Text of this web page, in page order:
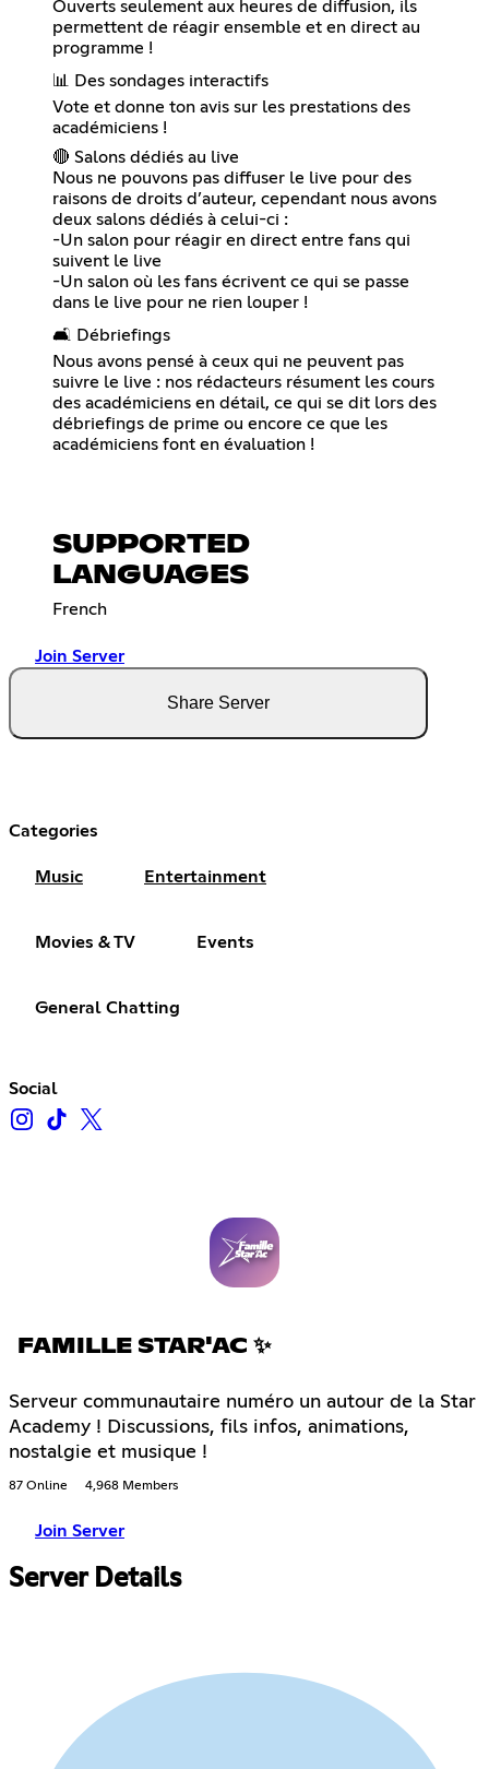
Ouverts seulement aux heures de diffusion, ils
permettent de réagir ensemble et en direct au
programme !
📊 Des sondages interactifs
Vote et donne ton avis sur les prestations des
académiciens !
🔴 Salons dédiés au live
Nous ne pouvons pas diffuser le live pour des
raisons de droits d’auteur, cependant nous avons
deux salons dédiés à celui-ci :
-Un salon pour réagir en direct entre fans qui
suivent le live
-Un salon où les fans écrivent ce qui se passe
dans le live pour ne rien louper !
🛋️ Débriefings
Nous avons pensé à ceux qui ne peuvent pas
suivre le live : nos rédacteurs résument les cours
des académiciens en détail, ce qui se dit lors des
débriefings de prime ou encore ce que les
académiciens font en évaluation !
SUPPORTED
LANGUAGES
French
Join Server
Share Server
Categories
Music Entertainment
Movies & TV Events
General Chatting
Social
FAMILLE STAR'AC ✨
Serveur communautaire numéro un autour de la Star
Academy ! Discussions, fils infos, animations,
nostalgie et musique !
87 Online 4,968 Members
Join Server
Server Details